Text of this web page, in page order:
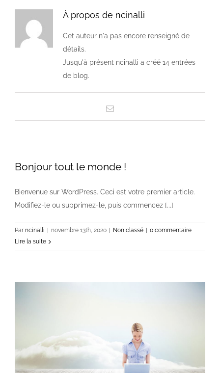
À propos de ncinalli
Cet auteur n'a pas encore renseigné de
détails.
Jusqu'à présent ncinalli a créé 14 entrées
de blog.
Email
Bonjour tout le monde !
Bienvenue sur WordPress. Ceci est votre premier article.
Modifiez-le ou supprimez-le, puis commencez [...]
Par ncinalli novembre 13th, 2020 Non classé
0 commentaire
Lire la suite